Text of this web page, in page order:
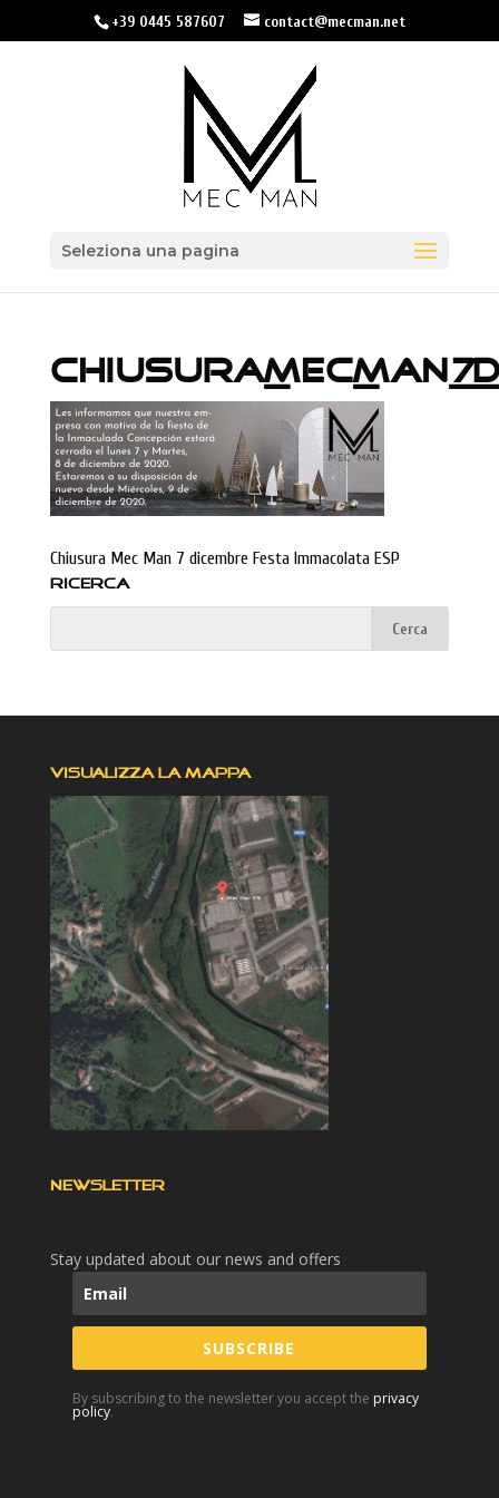
+39 0445 587607 contact@mecman.net
Seleziona una pagina
Chiusura Mec Man 7 dicembre Festa Immacolata ESP
RICERCA
VISUALIZZA LA MAPPA
NEWSLETTER
Stay updated about our news and offers
SUBSCRIBE
By subscribing to the newsletter you accept the privacy
policy.